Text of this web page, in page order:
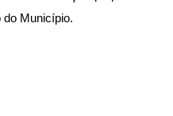
do Município.